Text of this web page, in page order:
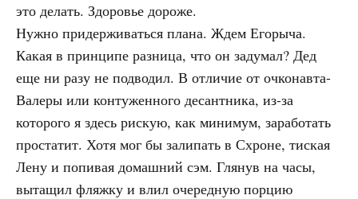
это делать. Здоровье дороже.
Нужно придерживаться плана. Ждем Егорыча.
Какая в принципе разница, что он задумал? Дед
еще ни разу не подводил. В отличие от очконавта-
Валеры или контуженного десантника, из-за
которого я здесь рискую, как минимум, заработать
простатит. Хотя мог бы залипать в Схроне, тиская
Лену и попивая домашний сэм. Глянув на часы,
вытащил фляжку и влил очередную порцию